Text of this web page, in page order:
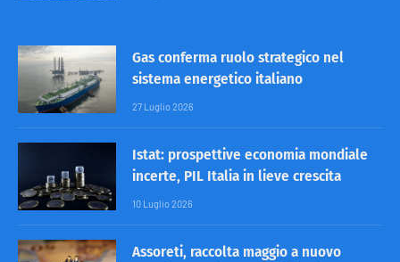
Gas conferma ruolo strategico nel
sistema energetico italiano
27 Luglio 2026
Istat: prospettive economia mondiale
incerte, PIL Italia in lieve crescita
10 Luglio 2026
Assoreti, raccolta maggio a nuovo